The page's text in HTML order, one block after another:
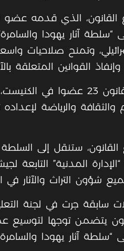
الذي قدمه عضو
“سلطة آثار يهودا
وتمنح صلاحيات
وإنفاذ القوانين
والثقافة والرياضة
ستنقل إلى السلطة
المدنية” التابعة
شؤون التراث والآثار في
جرت في لجنة
يتضمن توجها لتوسيع
“سلطة آثار يهودا